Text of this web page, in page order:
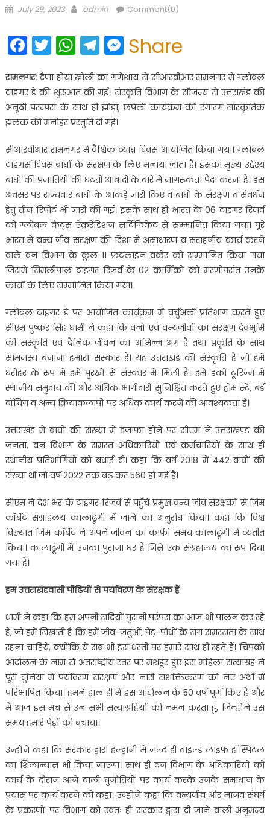
Posted
July 29, 2023 Author
admin Comment(0)
Facebook
Twitter
WhatsApp
Telegram
Messenger
Share
रामनगर:दैणा होया खोली का गणेशाय से सीआरवीआर रामनगर में ग्लोबल
टाइगर डे की शुरूआत की गई। संस्कृति विभाग के सौजन्य से उत्तराखंड की
अनूठी परम्परा के साथ ही झोड़ा, छपेली कार्यक्रम की रंगारंग सांस्कृतिक
झलक की मनोहर प्रस्तुति दी गई।
सीआरवीआर रामनगर में वैश्विक व्याघ्र दिवस आयोजित किया गया। ग्लोबल
टाइगर्स दिवस बाघों के संरक्षण के लिए मनाया जाता है। इसका मुख्य उद्देश्य
बाघों की प्रजातियों की घटती आबादी के बारे में जागरूकता पैदा करना है। इस
अवसर पर राज्यवार बाघों के आंकड़े जारी किए व बाघों के संरक्षण व संवर्धन
हेतु तीन रिपोर्ट भी जारी की गई। इसके साथ ही भारत के 06 टाइगर रिजर्व
को ग्लोबल कैट्स ऐक्ररेडिशन सर्टिफिकेट से सम्मानित किया गया। पूरे
भारत मे वन्य जीव संरक्षण की दिशा में असाधारण व सराहनीय कार्य करने
वाले वन विभाग के कुल 11 फ्रंटलाइन वर्कर को सम्मानित किया गया
जिसमें सिमलीपाल टाइगर रिजर्व के 02 कार्मिकों को मरणोपरांत उनके
कार्यों के लिए सम्मानित किया गया।
ग्लोबल टाइगर डे पर आयोजित कार्यक्रम में वर्चुअली प्रतिभाग करते हुए
सीएम पुष्कर सिंह धामी ने कहा कि वनों एवं वन्यजीवों का संरक्षण देवभूमि
की संस्कृति एवं दैनिक जीवन का अभिन्न अंग है तथा प्रकृति के साथ
सामंजस्य बनाना हमारा संस्कार है। यह उत्तराखंड की संस्कृति है जो हमें
धरोहर के रूप में हमें पुरखों से संस्कार में मिली है। हमें इको टूरिज्म में
स्थानीय समुदाय की और अधिक भागीदारी सुनिश्चित करते हुए होम स्टे, बर्ड
वॉचिंग व अन्य क्रियाकलापों पर अधिक कार्य करने की आवश्यकता है।
उत्तराखंड में बाघों की संख्या में इजाफा होने पर सीएम ने उत्तराखण्ड की
जनता, वन विभाग के समस्त अधिकारियों एवं कर्मचारियों के साथ ही
स्थानीय प्रतिभागियों को बधाई दी। कहा कि वर्ष 2018 में 442 बाघों की
संख्या थी जो वर्ष 2022 तक बढ़ कर 560 हो गई है।
सीएम ने देश भर के टाइगर रिजर्व से पहुँचे प्रमुख वन्य जीव संरक्षकों से जिम
कॉर्बेट संग्राहलय कालाढूंगी में जाने का अनुरोध किया। कहा कि विश्व
विख्यात जिम कॉर्बेट ने अपने जीवन का काफी समय कालाढूंगी में व्यतीत
किया। कालाढूंगी में उनका पुराना घर है जिसे एक संग्रहालय का रूप दिया
गया है।
हम उत्तराखंडवासी पीढ़ियों से पर्यावरण के संरक्षक हैं
धामी ने कहा कि हम अपनी सदियों पुरानी परंपरा का आज भी पालन कर रहे
हैं, जो हमें सिखाती है कि हमें जीव-जंतुओं, पेड़-पौधों के संग समरसता के साथ
रहना चाहिये, क्योंकि ये सब भी इस धरती पर हमारे साथ ही रहते हैं। चिपको
आंदोलन के नाम से अंतर्राष्ट्रीय स्तर पर मशहूर हुए इस महिला सत्याग्रह ने
पूरी दुनिया में पर्यावरण संरक्षण और नारी सशक्तिकरण को नए अर्थों में
परिभाषित किया। हमने हाल ही में इस आंदोलन के 50 वर्ष पूर्ण किए हैं और
मैं आज इस मंच से उन सभी सत्याग्रहियों को नमन करता हूं, जिन्होंने उस
समय हमारे पेड़ों को बचाया।
उन्होंने कहा कि सरकार द्वारा हल्द्वानी में जल्द ही वाइल्ड लाइफ हॉस्पिटल
का शिलान्यास भी किया जाएगा। साथ ही वन विभाग के अधिकारियों को
कार्य के दौरान आने वाली चुनौतियों पर कार्य करके उनके समाधान के
प्रयास पर कार्य करने को कहा। उन्होंने कहा कि वन्यजीव और मानव संघर्ष
के प्रकरणों पर विभाग को स्वतः ही सरकार द्वारा दी जाने वाली अनुमन्य